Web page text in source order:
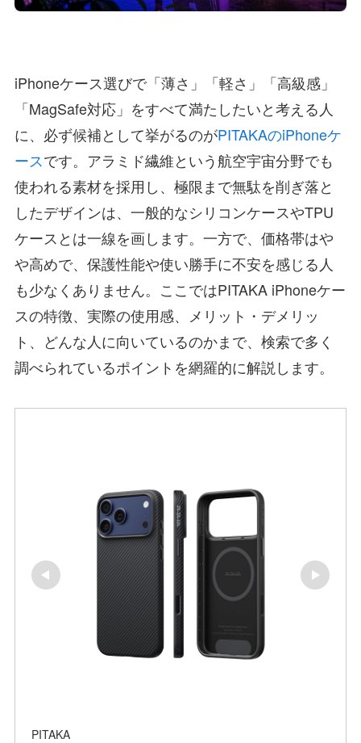
iPhoneケース選びで「薄さ」「軽さ」「高級感」
「MagSafe対応」をすべて満たしたいと考える人
に、必ず候補として挙がるのがPITAKAのiPhoneケ
ースです。アラミド繊維という航空宇宙分野でも
使われる素材を採用し、極限まで無駄を削ぎ落と
したデザインは、一般的なシリコンケースやTPU
ケースとは一線を画します。一方で、価格帯はや
や高めで、保護性能や使い勝手に不安を感じる人
も少なくありません。ここではPITAKA iPhoneケー
スの特徴、実際の使用感、メリット・デメリッ
ト、どんな人に向いているのかまで、検索で多く
調べられているポイントを網羅的に解説します。
PITAKA